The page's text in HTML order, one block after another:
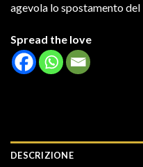
agevola lo spostamento
Spread the love
DESCRIZIONE